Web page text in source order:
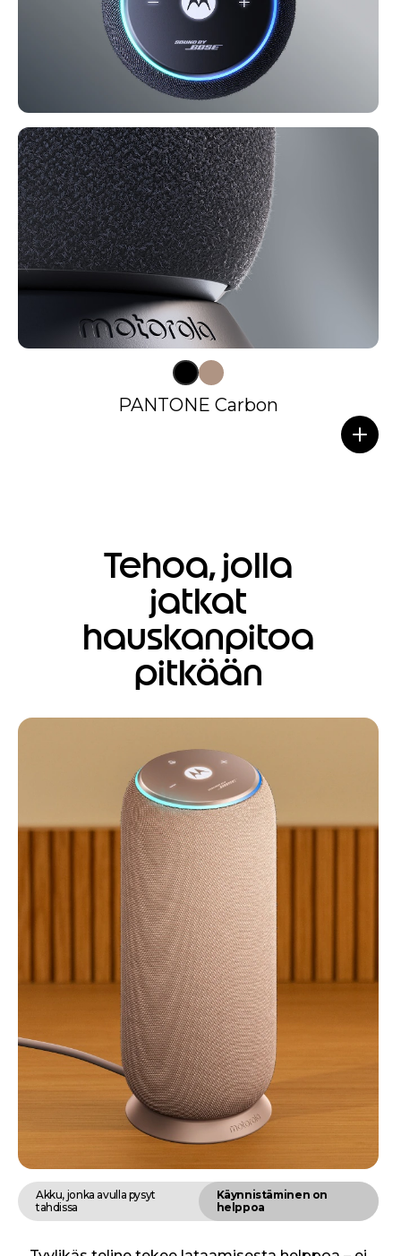
PANTONE Carbon
Tehoa, jolla
jatkat
hauskanpitoa
pitkään
Akku, jonka avulla pysyt
tahdissa
Käynnistäminen on
helppoa